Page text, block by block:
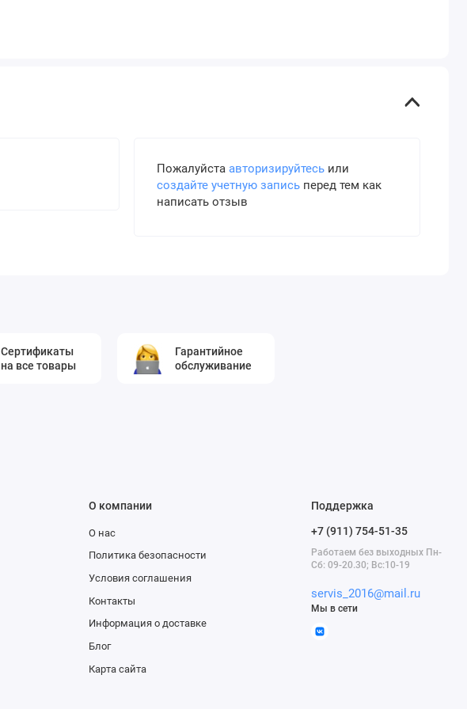
Пожалуйста авторизируйтесьили
создайте учетную записьперед тем как
написать отзыв
Сертификаты
на все товары
Гарантийное
обслуживание
О компании
О нас
Политика безопасности
Условия соглашения
Контакты
Информация о доставке
Блог
Карта сайта
Поддержка
+7 (911) 754-51-35
Работаем без выходных Пн-
Сб: 09-20.30; Вс:10-19
servis_2016@mail.ru
Мы в сети